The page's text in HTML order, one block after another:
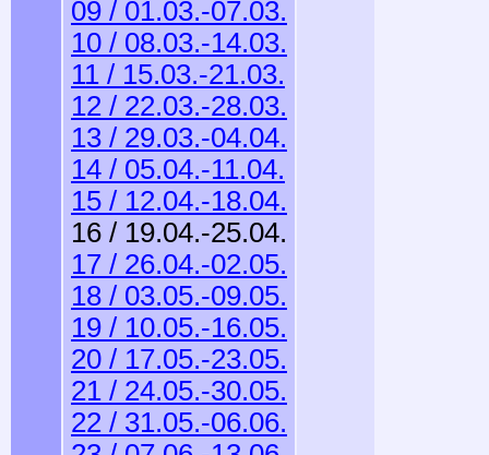
09 / 01.03.-07.03.
10 / 08.03.-14.03.
11 / 15.03.-21.03.
12 / 22.03.-28.03.
13 / 29.03.-04.04.
14 / 05.04.-11.04.
15 / 12.04.-18.04.
16 / 19.04.-25.04.
17 / 26.04.-02.05.
18 / 03.05.-09.05.
19 / 10.05.-16.05.
20 / 17.05.-23.05.
21 / 24.05.-30.05.
22 / 31.05.-06.06.